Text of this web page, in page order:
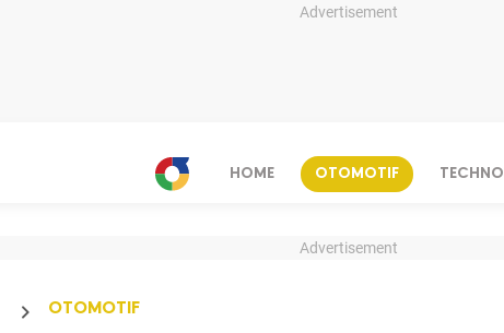
Advertisement
HOME OTOMOTIF TECHNO
Advertisement
OTOMOTIF